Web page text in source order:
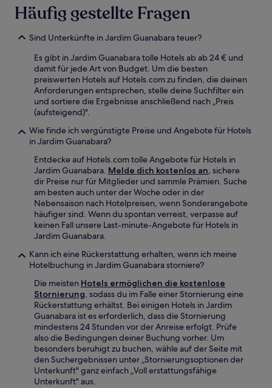
Häufig gestellte Fragen
Sind Unterkünfte in Jardim Guanabara teuer?
Es gibt in Jardim Guanabara tolle Hotels ab ab 24 € und
damit für jede Art von Budget. Um die besten
preiswerten Hotels auf Hotels.com zu finden, die deinen
Anforderungen entsprechen, stelle deine Suchfilter ein
und sortiere die Ergebnisse anschließend nach „Preis
(aufsteigend)".
Wie finde ich vergünstigte Preise und Angebote für Hotels
in Jardim Guanabara?
Entdecke auf Hotels.com tolle Angebote für Hotels in
Jardim Guanabara. Melde dich kostenlos an, sichere
dir Preise nur für Mitglieder und sammle Prämien. Suche
am besten auch unter der Woche oder in der
Nebensaison nach Hotelpreisen, wenn Sonderangebote
häufiger sind. Wenn du spontan verreist, verpasse auf
keinen Fall unsere Last-minute-Angebote für Hotels in
Jardim Guanabara.
Kann ich eine Rückerstattung erhalten, wenn ich meine
Hotelbuchung in Jardim Guanabara storniere?
Die meisten Hotels ermöglichen die kostenlose
Stornierung, sodass du im Falle einer Stornierung eine
Rückerstattung erhältst. Bei einigen Hotels in Jardim
Guanabara ist es erforderlich, dass die Stornierung
mindestens 24 Stunden vor der Anreise erfolgt. Prüfe
also die Bedingungen deiner Buchung vorher. Um
besonders beruhigt zu buchen, wähle auf der Seite mit
den Suchergebnissen unter „Stornierungsoptionen der
Unterkunft" ganz einfach „Voll erstattungsfähige
Unterkunft" aus.